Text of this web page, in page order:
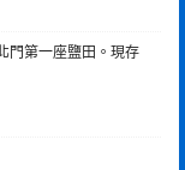
門第一座鹽田。現存